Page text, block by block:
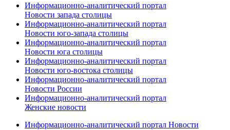
Информационно-аналитический портал
Новости запада столицы
Информационно-аналитический портал
Новости юго-запада столицы
Информационно-аналитический портал
Новости юга столицы
Информационно-аналитический портал
Новости юго-востока столицы
Информационно-аналитический портал
Новости России
Информационно-аналитический портал
Женские новости
Информационно-аналитический портал Новости